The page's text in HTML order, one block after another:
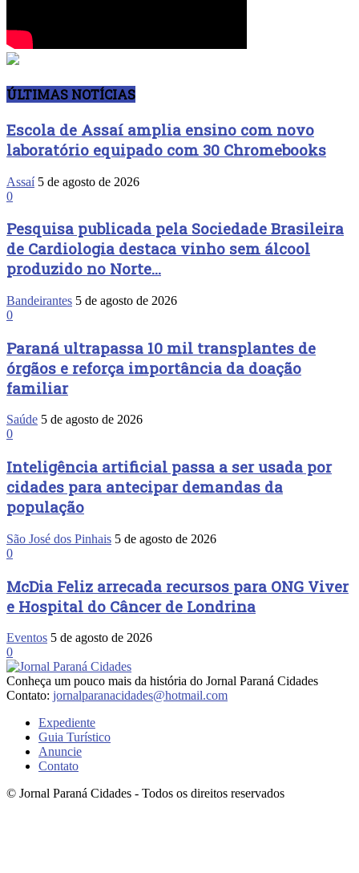
ÚLTIMAS NOTÍCIAS
Escola de Assaí amplia ensino com novo
laboratório equipado com 30 Chromebooks
Assaí 5 de agosto de 2026
0
Pesquisa publicada pela Sociedade Brasileira
de Cardiologia destaca vinho sem álcool
produzido no Norte...
Bandeirantes 5 de agosto de 2026
0
Paraná ultrapassa 10 mil transplantes de
órgãos e reforça importância da doação
familiar
Saúde 5 de agosto de 2026
0
Inteligência artificial passa a ser usada por
cidades para antecipar demandas da
população
São José dos Pinhais 5 de agosto de 2026
0
McDia Feliz arrecada recursos para ONG Viver
e Hospital do Câncer de Londrina
Eventos 5 de agosto de 2026
0
Conheça um pouco mais da história do Jornal Paraná Cidades
Contato: jornalparanacidades@hotmail.com
Expediente
Guia Turístico
Anuncie
Contato
© Jornal Paraná Cidades - Todos os direitos reservados